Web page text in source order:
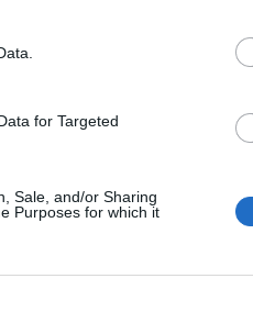
for Targeted
Sale, and/or Sharing
Purposes for which it
nuove
ai
il pubblico,
più
Inoltre,
nostra